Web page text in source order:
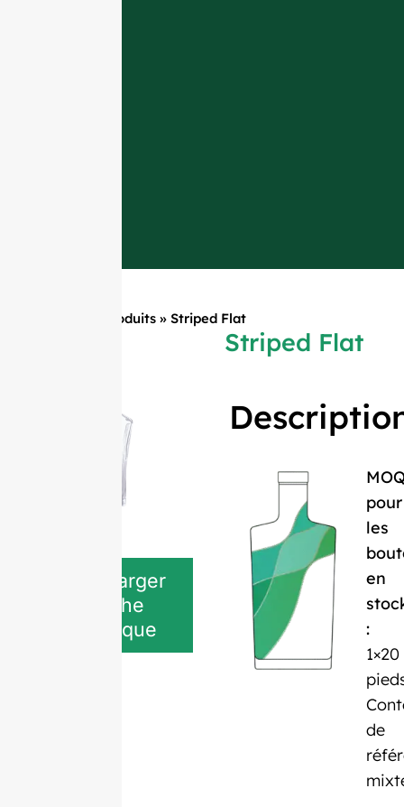
Produits» Striped Flat
Striped Flat
Télécharger
la fiche
technique
pour
les
en
:
1×20
de